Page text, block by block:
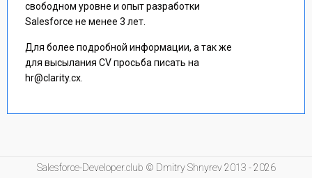
свободном уровне и опыт разработки
Salesforce не менее 3 лет.
Для более подробной информации, а так же
для высылания CV просьба писать на
hr@clarity.cx.
Salesforce-Developer.club © Dmitry Shnyrev 2013 - 2026